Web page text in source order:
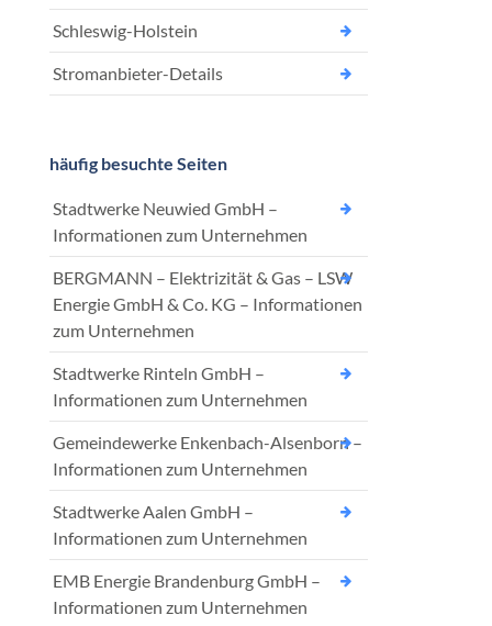
Schleswig-Holstein
Stromanbieter-Details
häufig besuchte Seiten
Stadtwerke Neuwied GmbH –
Informationen zum Unternehmen
BERGMANN – Elektrizität & Gas – LSW
Energie GmbH & Co. KG – Informationen
zum Unternehmen
Stadtwerke Rinteln GmbH –
Informationen zum Unternehmen
Gemeindewerke Enkenbach-Alsenborn –
Informationen zum Unternehmen
Stadtwerke Aalen GmbH –
Informationen zum Unternehmen
EMB Energie Brandenburg GmbH –
Informationen zum Unternehmen